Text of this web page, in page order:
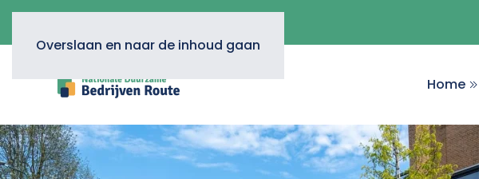
Overslaan en naar de inhoud gaan
Home